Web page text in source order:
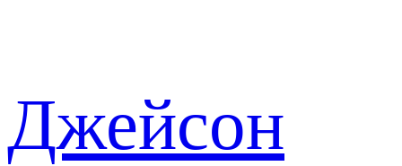
Джейсон